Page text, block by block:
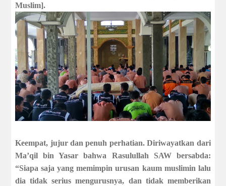
Muslim].
Keempat, jujur dan penuh perhatian. Diriwayatkan dari
Ma’qil bin Yasar bahwa Rasulullah SAW bersabda:
“Siapa saja yang memimpin urusan kaum muslimin lalu
dia tidak serius mengurusnya, dan tidak memberikan